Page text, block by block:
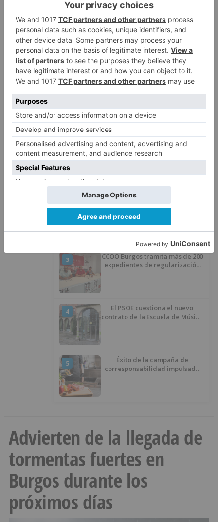
4
que iba en silla de ruedas tras
ser atropellado en Burgos
5
El PSOE advierte de que el
Ayuntamiento de Burgos ha
"vaciado la hucha" y depende
LO ÚLTIMO
1
GALERÍA | La Romería de Las
Nieves reúne a cientos de
2
Oscar Onley conquista Pineda de
la Sierra
3
CCOO Burgos tramita más de 200
expedientes de regularización
4
El PSOE cuestiona el nuevo
contrato de la Escuela de Música
5
Éxito de la campaña de
corresponsabilidad impulsada
Advierten de la llegada de
tormentas fuertes en
Burgos durante los
próximos días